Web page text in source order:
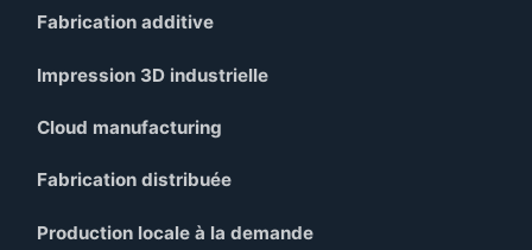
Fabrication additive
Impression 3D industrielle
Cloud manufacturing
Fabrication distribuée
Production locale à la demande